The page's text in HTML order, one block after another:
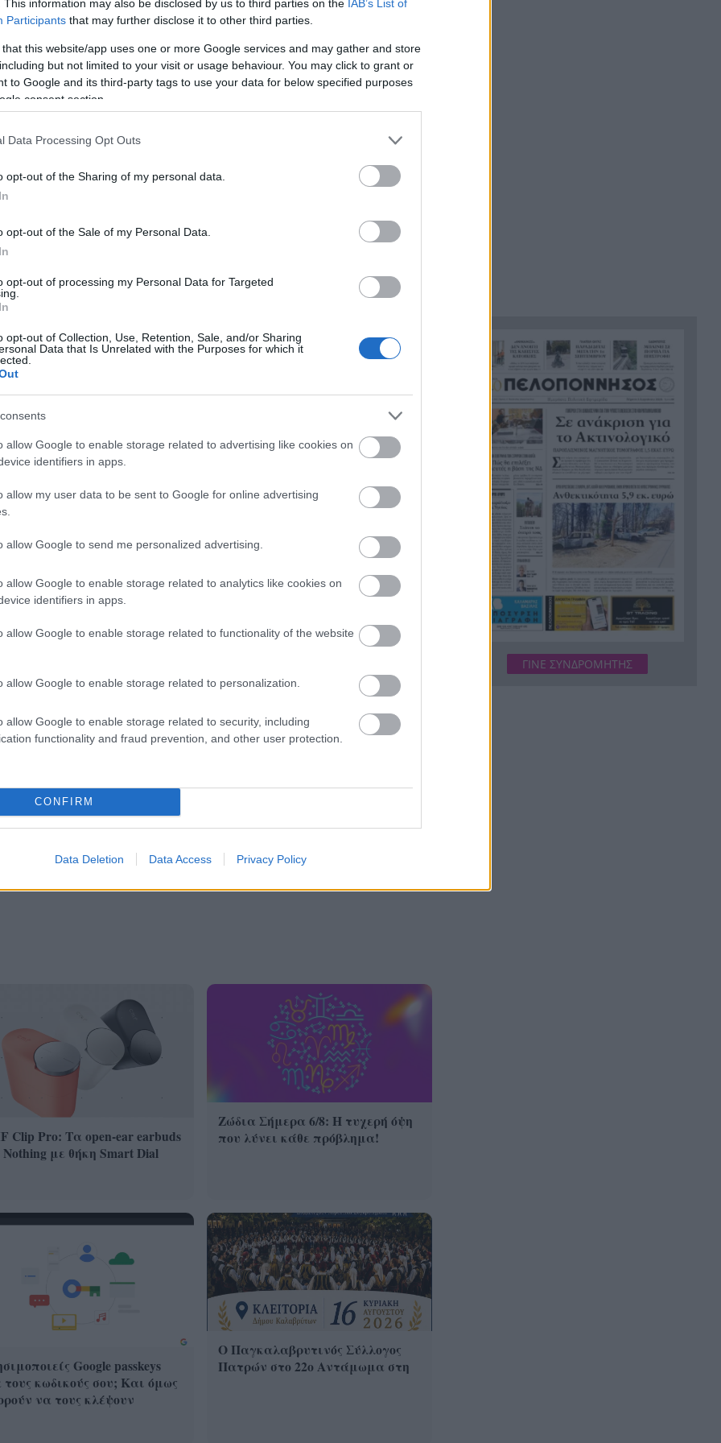
This information may also be disclosed by us to third parties on the IAB’s List of
Participants that may further disclose it to other third parties.
that this website/app uses one or more Google services and may gather and store
but not limited to your visit or usage behaviour. You may click to grant or
to Google and its third-party tags to use your data for below specified purposes
consent section.
Data Processing Opt Outs
opt-out of the Sharing of my personal data.
opt-out of the Sale of my Personal Data.
opt-out of processing my Personal Data for Targeted
opt-out of Collection, Use, Retention, Sale, and/or Sharing
Data that Is Unrelated with the Purposes for which it
allow Google to enable storage related to advertising like cookies on
identifiers in apps.
allow my user data to be sent to Google for online advertising
allow Google to send me personalized advertising.
allow Google to enable storage related to analytics like cookies on
identifiers in apps.
allow Google to enable storage related to functionality of the website
allow Google to enable storage related to personalization.
allow Google to enable storage related to security, including
functionality and fraud prevention, and other user protection.
CONFIRM
Data Deletion Data Access Privacy Policy
μαθήτριες «μοντελάκια» για την παρέλαση της 25ης Μαρτίου
«βουτιά» της θερμοκρασίας, ποιες περιοχές θα επηρεάσει, η
η ατζέντα με Πιερρακάκη
Τα SOS για να μην πληρώσετε έξτρα φόρους, όλα όσα
Πούτιν για τον τερματισμό του πολέμου
κρατούμενου – Αποκλειστικά στην «Π» η έκθεση για το
σε ανοιχτή γραμμή με τον Πολίτη
παράπονα, καταγγελίες ή ιδέες για τη γειτονιά σου.
τις
Clip Pro: Τα open-ear earbuds
Nothing με θήκη Smart Dial
Ζώδια Σήμερα 6/8: Η τυχερή όψη
που λύνει κάθε πρόβλημα!
Google passkeys
τους κωδικούς σου; Και όμως
να τους κλέψουν
Ο Παγκαλαβρυτινός Σύλλογος
Πατρών στο 22ο Αντάμωμα στη
23:05
Σύγκρουση ελικοπτέρων στην
Ψάθα: Στο μικροσκόπιο ο
συντονισμός της επιχείρησης
22:53 «Φωτιές-ανεμοστρόβιλοι»: Το
σπάνιο φαινόμενο που κάνει
τις πυρκαγιές ακόμη πιο
επικίνδυνες στην Ευρώπη
22:45 Ουκρανία: Η αόρατη
σύγκρουση της τεχνολογίας –
Drones, δορυφόροι και AI στην
πρώτη γραμμή
22:34
Το βραδινό που χορταίνει και
βοηθά στον έλεγχο του
βάρους
Ντέμης Χασάμπης στο
ΓΙΝΕ ΣΥΝΔΡΟΜΗΤΗΣ